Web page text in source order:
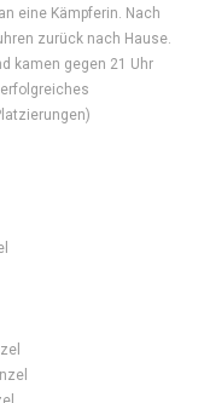
eine Kämpferin. Nach
zurück nach Hause.
kamen gegen 21 Uhr